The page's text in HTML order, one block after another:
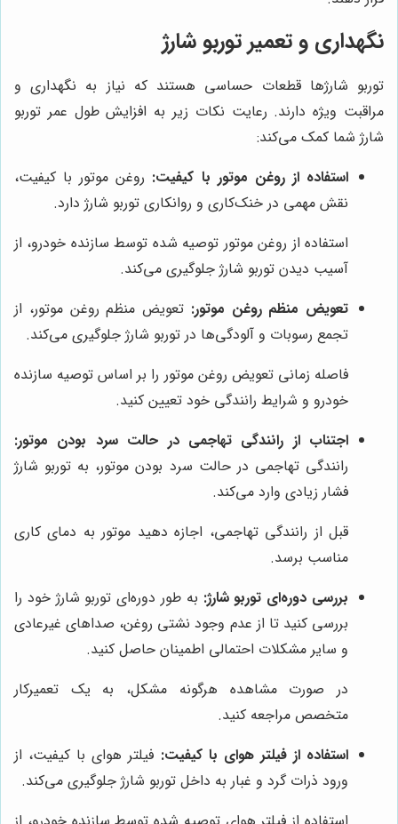
نگهداری و تعمیر توربو شارژ
توربو شارژها قطعات حساسی هستند که نیاز به نگهداری و
مراقبت ویژه دارند. رعایت نکات زیر به افزایش طول عمر توربو
شارژ شما کمک می‌کند:
استفاده از روغن موتور با کیفیت: روغن موتور با کیفیت،
نقش مهمی در خنک‌کاری و روانکاری توربو شارژ دارد.
استفاده از روغن موتور توصیه شده توسط سازنده خودرو، از
آسیب دیدن توربو شارژ جلوگیری می‌کند.
تعویض منظم روغن موتور: تعویض منظم روغن موتور، از
تجمع رسوبات و آلودگی‌ها در توربو شارژ جلوگیری می‌کند.
فاصله زمانی تعویض روغن موتور را بر اساس توصیه سازنده
خودرو و شرایط رانندگی خود تعیین کنید.
اجتناب از رانندگی تهاجمی در حالت سرد بودن موتور:
رانندگی تهاجمی در حالت سرد بودن موتور، به توربو شارژ
فشار زیادی وارد می‌کند.
قبل از رانندگی تهاجمی، اجازه دهید موتور به دمای کاری
مناسب برسد.
بررسی دوره‌ای توربو شارژ: به طور دوره‌ای توربو شارژ خود را
بررسی کنید تا از عدم وجود نشتی روغن، صداهای غیرعادی
و سایر مشکلات احتمالی اطمینان حاصل کنید.
در صورت مشاهده هرگونه مشکل، به یک تعمیرکار
متخصص مراجعه کنید.
استفاده از فیلتر هوای با کیفیت: فیلتر هوای با کیفیت، از
ورود ذرات گرد و غبار به داخل توربو شارژ جلوگیری می‌کند.